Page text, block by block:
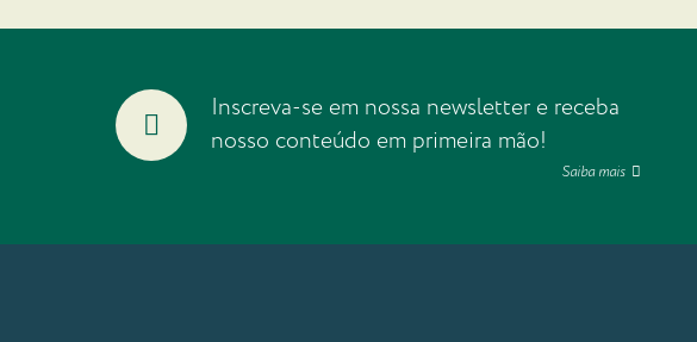
Inscreva-se em nossa newsletter e receba
nosso conteúdo em primeira mão!
Saiba mais